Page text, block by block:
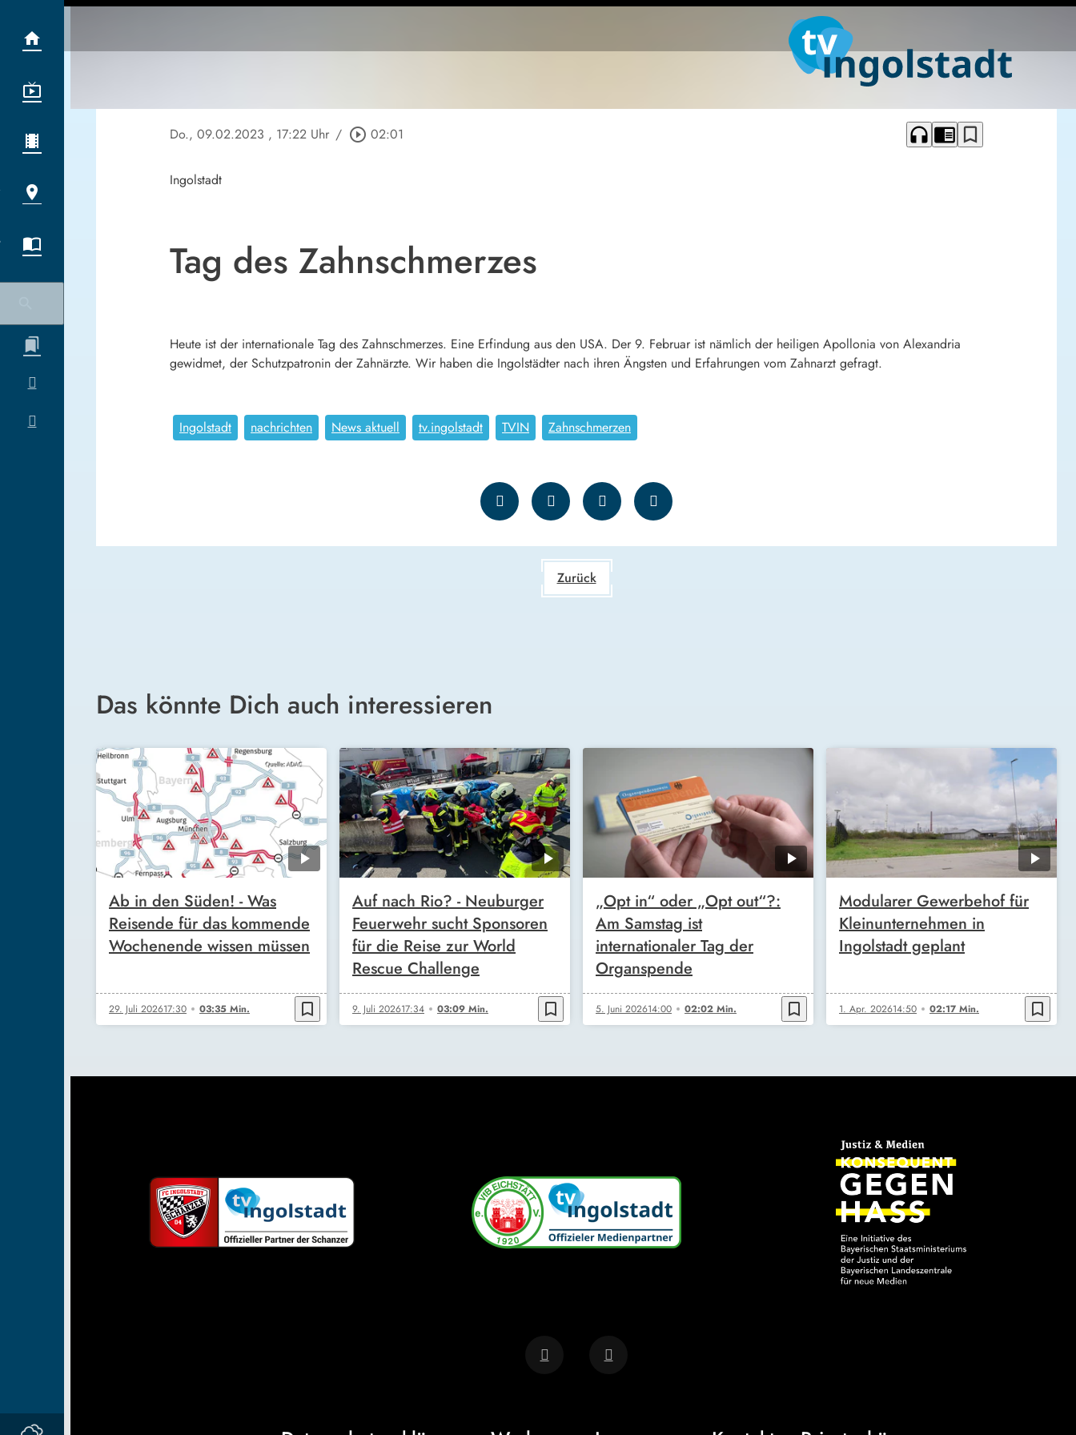
Do., 09.02.2023 , 17:22 Uhr / play_circle_outline 02:01 headphones chrome_reader_mode bookmark_border
Ingolstadt
Tag des Zahnschmerzes
Heute ist der internationale Tag des Zahnschmerzes. Eine Erfindung aus den USA. Der 9. Februar ist nämlich der heiligen Apollonia von Alexandria
gewidmet, der Schutzpatronin der Zahnärzte. Wir haben die Ingolstädter nach ihren Ängsten und Erfahrungen vom Zahnarzt gefragt.
Ingolstadt nachrichten News aktuell tv.ingolstadt TVIN Zahnschmerzen
Zurück
Das könnte Dich auch interessieren
Ab in den Süden! - Was
Reisende für das kommende
Wochenende wissen müssen
29. Juli 202617:30 03:35 Min. bookmark_border
Auf nach Rio? - Neuburger
Feuerwehr sucht Sponsoren
für die Reise zur World
Rescue Challenge
9. Juli 202617:34 03:09 Min. bookmark_border
„Opt in“ oder „Opt out“?:
Am Samstag ist
internationaler Tag der
Organspende
5. Juni 202614:00 02:02 Min. bookmark_border
Modularer Gewerbehof für
Kleinunternehmen in
Ingolstadt geplant
1. Apr. 202614:50 02:17 Min. bookmark_border